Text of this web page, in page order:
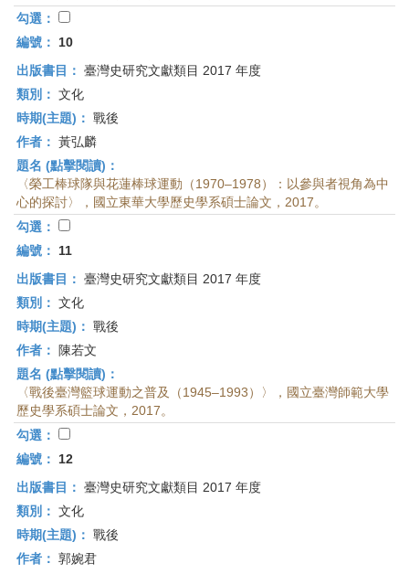
勾選：
編號：
10
出版書目： 臺灣史研究文獻類目 2017 年度
類別： 文化
時期(主題)： 戰後
作者： 黃弘麟
題名 (點擊閱讀)：
〈榮工棒球隊與花蓮棒球運動（1970–1978）：以參與者視角為中
心的探討〉，國立東華大學歷史學系碩士論文，2017。
勾選：
編號：
11
出版書目： 臺灣史研究文獻類目 2017 年度
類別： 文化
時期(主題)： 戰後
作者：
陳若文
題名 (點擊閱讀)：
〈戰後臺灣籃球運動之普及（1945–1993）〉，國立臺灣師範大學
歷史學系碩士論文，2017。
勾選：
編號：
12
出版書目： 臺灣史研究文獻類目 2017 年度
類別： 文化
時期(主題)： 戰後
作者： 郭婉君